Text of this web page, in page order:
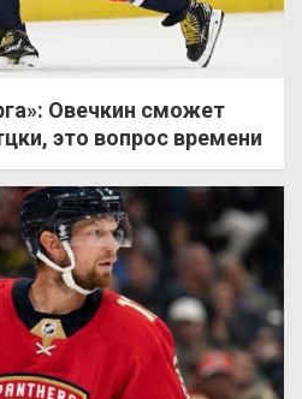
Овечкин сможет
это вопрос времени